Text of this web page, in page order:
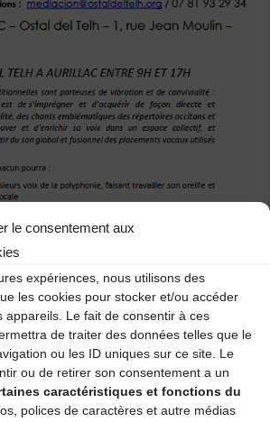
le consentement aux
expériences, nous utilisons des
les cookies pour stocker et/ou accéder
appareils. Le fait de consentir à ces
de traiter des données telles que le
ou les ID uniques sur ce site. Le
ou de retirer son consentement a un
caractéristiques et fonctions du
polices de caractères et autre médias